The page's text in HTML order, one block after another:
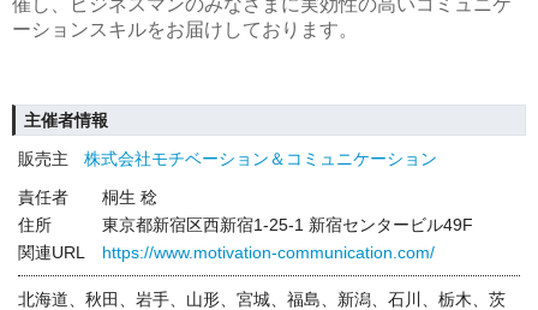
催し、ビジネスマンのみなさまに実効性の高いコミュニケ
ーションスキルをお届けしております。
主催者情報
販売主
株式会社モチベーション＆コミュニケーション
責任者
桐生 稔
住所
東京都新宿区西新宿1-25-1 新宿センタービル49F
関連URL
https://www.motivation-communication.com/
北海道、秋田、岩手、山形、宮城、福島、新潟、石川、栃木、茨